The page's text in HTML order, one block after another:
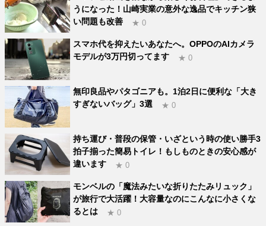
うになった！山崎実業の意外な逸品でキッチン狭
い問題も改善
★ 0
スマホ代を抑えたいあなたへ。OPPOのAIカメラ
モデルが3万円切ってます
★ 0
無印良品やパタゴニアも。1泊2日に便利な「大き
すぎないバッグ」3選
★ 0
持ち運び・普段の保管・いざという時の使い勝手3
拍子揃った簡易トイレ！もしものときの安心感が
違います
★ 0
モンベルの「魔法みたいな折りたたみリュック」
が旅行で大活躍！大容量なのにこんなに小さくな
るとは
★ 0